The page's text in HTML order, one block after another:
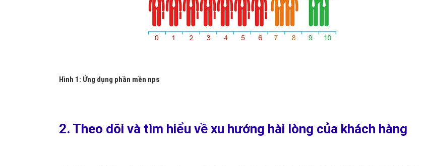
Hình 1: Ứng dụng phần mền nps
2. Theo dõi và tìm hiểu về xu hướng hài lòng của khách hàng